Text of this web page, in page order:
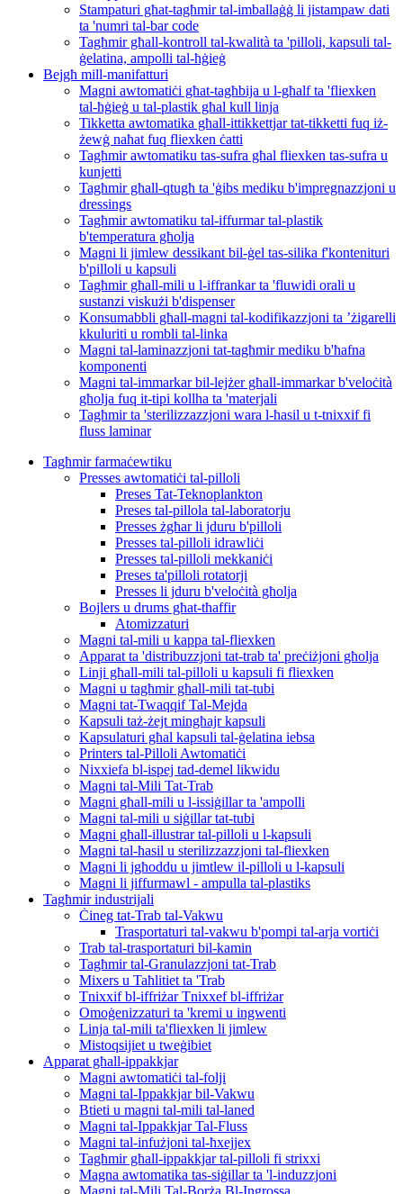
Stampaturi għat-tagħmir tal-imballaġġ li jistampaw dati
ta 'numri tal-bar code
Tagħmir għall-kontroll tal-kwalità ta 'pilloli, kapsuli tal-
ġelatina, ampolli tal-ħġieġ
Bejgħ mill-manifatturi
Magni awtomatiċi għat-tagħbija u l-għalf ta 'fliexken
tal-ħġieġ u tal-plastik għal kull linja
Tikketta awtomatika għall-ittikkettjar tat-tikketti fuq iż-
żewġ naħat fuq fliexken ċatti
Tagħmir awtomatiku tas-sufra għal fliexken tas-sufra u
kunjetti
Tagħmir għall-qtugħ ta 'ġibs mediku b'impregnazzjoni u
dressings
Tagħmir awtomatiku tal-iffurmar tal-plastik
b'temperatura għolja
Magni li jimlew dessikant bil-ġel tas-silika f'kontenituri
b'pilloli u kapsuli
Tagħmir għall-mili u l-iffrankar ta 'fluwidi orali u
sustanzi viskużi b'dispenser
Konsumabbli għall-magni tal-kodifikazzjoni ta ’żigarelli
kkuluriti u rombli tal-linka
Magni tal-laminazzjoni tat-tagħmir mediku b'ħafna
komponenti
Magni tal-immarkar bil-lejżer għall-immarkar b'veloċità
għolja fuq it-tipi kollha ta 'materjali
Tagħmir ta 'sterilizzazzjoni wara l-ħasil u t-tnixxif fi
fluss laminar
Tagħmir farmaċewtiku
Presses awtomatiċi tal-pilloli
Preses Tat-Teknoplankton
Preses tal-pillola tal-laboratorju
Presses żgħar li jduru b'pilloli
Presses tal-pilloli idrawliċi
Presses tal-pilloli mekkaniċi
Preses ta'pilloli rotatorji
Presses li jduru b'veloċità għolja
Bojlers u drums għat-tħaffir
Atomizzaturi
Magni tal-mili u kappa tal-fliexken
Apparat ta 'distribuzzjoni tat-trab ta' preċiżjoni għolja
Linji għall-mili tal-pilloli u kapsuli fi fliexken
Magni u tagħmir għall-mili tat-tubi
Magni tat-Twaqqif Tal-Mejda
Kapsuli taż-żejt mingħajr kapsuli
Kapsulaturi għal kapsuli tal-ġelatina iebsa
Printers tal-Pilloli Awtomatiċi
Nixxiefa bl-ispej tad-demel likwidu
Magni tal-Mili Tat-Trab
Magni għall-mili u l-issiġillar ta 'ampolli
Magni tal-mili u siġillar tat-tubi
Magni għall-illustrar tal-pilloli u l-kapsuli
Magni tal-ħasil u sterilizzazzjoni tal-fliexken
Magni li jgħoddu u jimtlew il-pilloli u l-kapsuli
Magni li jiffurmawl - ampulla tal-plastiks
Tagħmir industrijali
Ċineg tat-Trab tal-Vakwu
Trasportaturi tal-vakwu b'pompi tal-arja vortiċi
Trab tal-trasportaturi bil-kamin
Tagħmir tal-Granulazzjoni tat-Trab
Mixers u Taħlitiet ta 'Trab
Tnixxif bl-iffriżar Tnixxef bl-iffriżar
Omoġenizzaturi ta 'kremi u ingwenti
Linja tal-mili ta'fliexken li jimlew
Mistoqsijiet u tweġibiet
Apparat għall-ippakkjar
Magni awtomatiċi tal-folji
Magni tal-Ippakkjar bil-Vakwu
Btieti u magni tal-mili tal-laned
Magni tal-Ippakkjar Tal-Fluss
Magni tal-infużjoni tal-ħxejjex
Tagħmir għall-ippakkjar tal-pilloli fi strixxi
Magna awtomatika tas-siġillar ta 'l-induzzjoni
Magni tal-Mili Tal-Borża Bl-Ingrossa